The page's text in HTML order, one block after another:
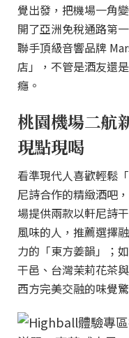
覺出發，把機場一角
開了亞洲免稅通路第
聯手頂級音響品牌
店」，不管是酒友還
癮。
桃園機場二
現點現喝
看準現代人喜歡輕鬆
尼詩合作的精緻酒吧
場提供兩款以軒尼詩
風味的人，推薦選擇
力的「東方姜韻」；
干邑、台灣茉莉花茶
西方完美交融的味覺